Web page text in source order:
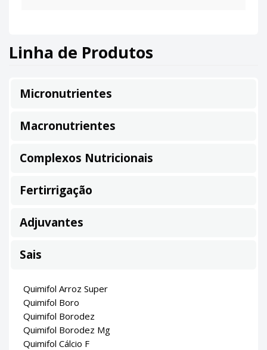
Linha de Produtos
Micronutrientes
Macronutrientes
Complexos Nutricionais
Fertirrigação
Adjuvantes
Sais
Quimifol Arroz Super
Quimifol Boro
Quimifol Borodez
Quimifol Borodez Mg
Quimifol Cálcio F